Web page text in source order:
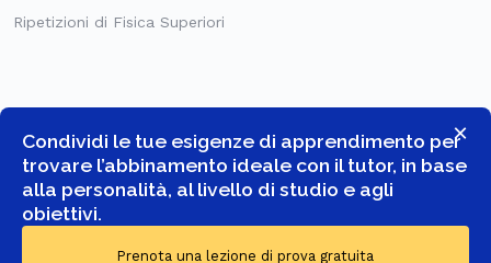
×
Condividi le tue esigenze di apprendimento per
trovare l’abbinamento ideale con il tutor, in base
alla personalità, al livello di studio e agli
obiettivi.
Prenota una lezione di prova gratuita
Ripetizioni di Fisica Superiori
RISERVATI.